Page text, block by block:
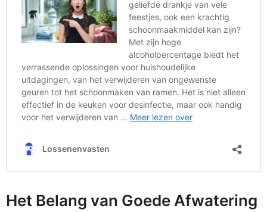
Het Belang van Goede Afwatering